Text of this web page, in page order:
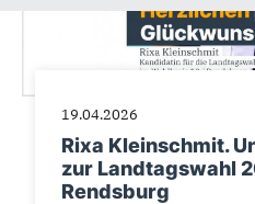
19.04.2026
Rixa Kleinschmit.
zur Landtagswahl
Rendsburg